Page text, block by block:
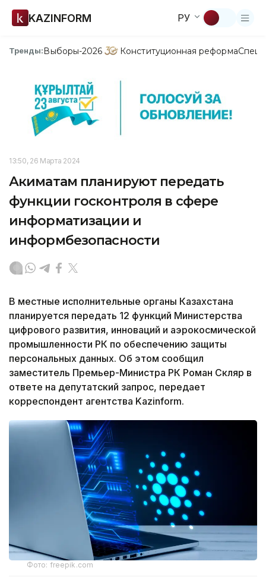
KAZINFORM РУ
Тренды:Выборы-2026 Конституционная реформа
13:50, 26 Марта 2024
Акиматам планируют передать
функции госконтроля в сфере
информатизации и
информбезопасности
В местные исполнительные органы Казахстана
планируется передать 12 функций Министерства
цифрового развития, инноваций и аэрокосмической
промышленности РК по обеспечению защиты
персональных данных. Об этом сообщил
заместитель Премьер-Министра РК Роман Скляр в
ответе на депутатский запрос, передает
корреспондент агентства Kazinform.
Фото: freepik.com